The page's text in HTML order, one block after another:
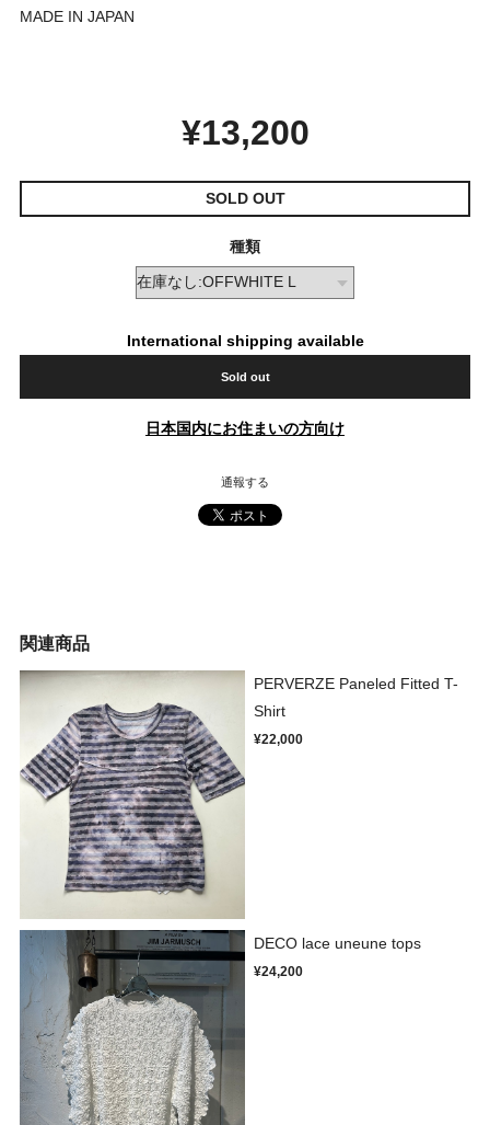
MADE IN JAPAN
¥13,200
SOLD OUT
種類
International shipping available
Sold out
日本国内にお住まいの方向け
通報する
関連商品
PERVERZE Paneled Fitted T-
Shirt
¥22,000
DECO lace uneune tops
¥24,200